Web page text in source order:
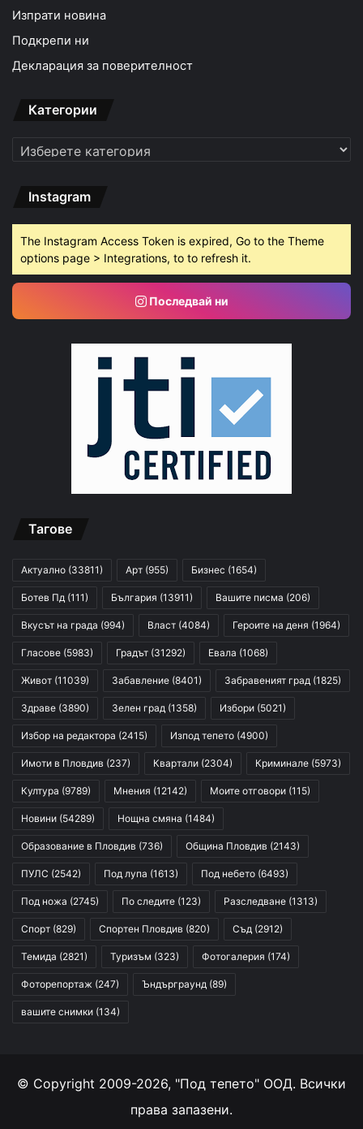
Изпрати новина
Подкрепи ни
Декларация за поверителност
Категории
Категории
Instagram
The Instagram Access Token is expired, Go to the Theme
options page > Integrations, to to refresh it.
Последвай ни
Тагове
Актуално (33811) Арт (955) Бизнес (1654)
Ботев Пд (111) България (13911) Вашите писма (206)
Вкусът на града (994) Власт (4084) Героите на деня (1964)
Гласове (5983) Градът (31292) Евала (1068)
Живот (11039) Забавление (8401) Забравеният град (1825)
Здраве (3890) Зелен град (1358) Избори (5021)
Избор на редактора (2415) Изпод тепето (4900)
Имоти в Пловдив (237) Квартали (2304) Криминале (5973)
Култура (9789) Мнения (12142) Моите отговори (115)
Новини (54289) Нощна смяна (1484)
Образование в Пловдив (736) Община Пловдив (2143)
ПУЛС (2542) Под лупа (1613) Под небето (6493)
Под ножа (2745) По следите (123) Разследване (1313)
Спорт (829) Спортен Пловдив (820) Съд (2912)
Темида (2821) Туризъм (323) Фотогалерия (174)
Фоторепортаж (247) Ъндърграунд (89)
вашите снимки (134)
© Copyright 2009-2026, "Под тепето" ООД. Всички
права запазени.